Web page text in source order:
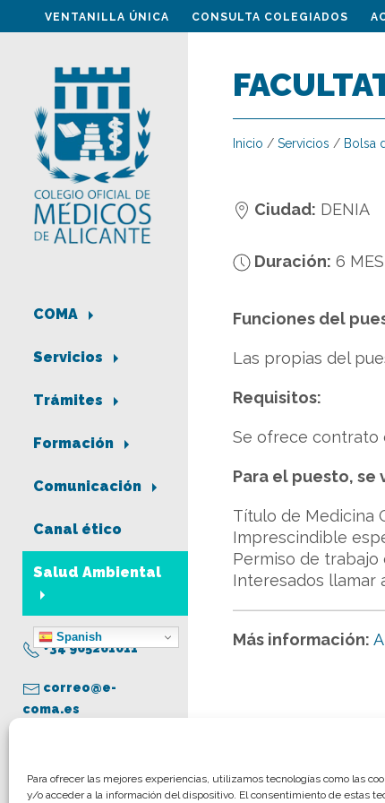
Para ofrecer las mejores experiencias, utilizamos tecnologías como las
y/o acceder a la información del dispositivo. El consentimiento de estas
VENTANILLA ÚNICA CONSULTA COLEGIADOS
COMA
Servicios
Trámites
Formación
Comunicación
Canal ético
Salud Ambiental
Spanish
+34 965261011
correo@e-
coma.es
Aviso legal
Inicio / Servicios / Bolsa
Ciudad: DENIA
Duración: 6
Funciones del
Las propias del
Requisitos:
Se ofrece contrato
Para el puesto, se
Título de Medicina
Imprescindible
Permiso de trabajo
Interesados llamar
Más información: